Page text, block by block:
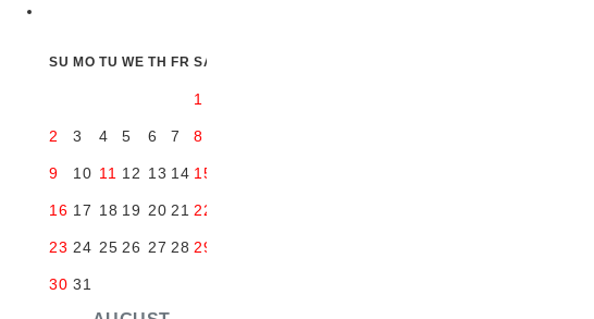
SU MO TU WE TH FR SA
1
2 3 4 5 6 7 8
9 10 11 12 13 14 15
16 17 18 19 20 21 22
23 24 25 26 27 28 29
30 31